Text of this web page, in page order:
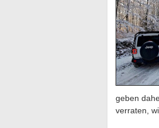
geben
verraten,